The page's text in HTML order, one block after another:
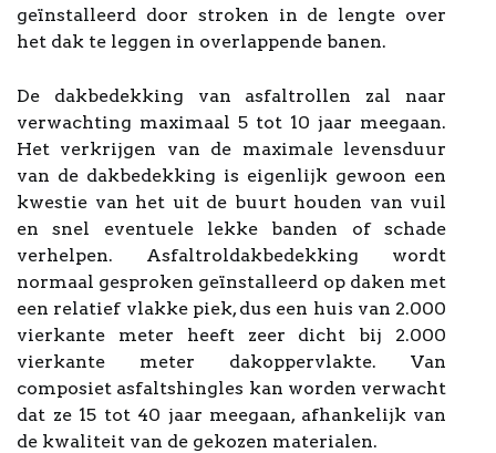
geïnstalleerd door stroken in de lengte over
het dak te leggen in overlappende banen.
De dakbedekking van asfaltrollen zal naar
verwachting maximaal 5 tot 10 jaar meegaan.
Het verkrijgen van de maximale levensduur
van de dakbedekking is eigenlijk gewoon een
kwestie van het uit de buurt houden van vuil
en snel eventuele lekke banden of schade
verhelpen. Asfaltroldakbedekking wordt
normaal gesproken geïnstalleerd op daken met
een relatief vlakke piek, dus een huis van 2.000
vierkante meter heeft zeer dicht bij 2.000
vierkante meter dakoppervlakte. Van
composiet asfaltshingles kan worden verwacht
dat ze 15 tot 40 jaar meegaan, afhankelijk van
de kwaliteit van de gekozen materialen.